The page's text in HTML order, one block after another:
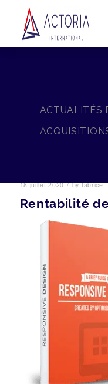
ACTUALITÉS
18 juillet 2020 / byfabrice
Rentabilité